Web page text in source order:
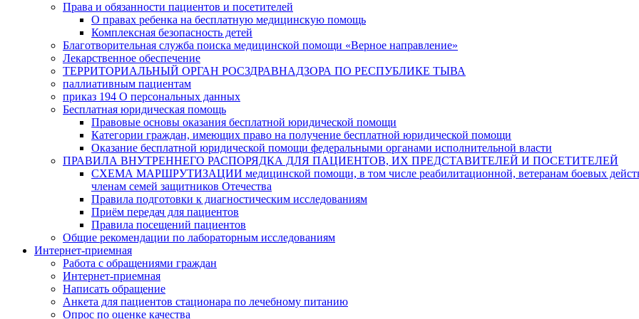
Права и обязанности пациентов и посетителей
О правах ребенка на бесплатную медицинскую помощь
Комплексная безопасность детей
Благотворительная служба поиска медицинской помощи «Верное направление»
Лекарственное обеспечение
ТЕРРИТОРИАЛЬНЫЙ ОРГАН РОСЗДРАВНАДЗОРА ПО РЕСПУБЛИКЕ ТЫВА
паллиативным пациентам
приказ 194 О персональных данных
Бесплатная юридическая помощь
Правовые основы оказания бесплатной юридической помощи
Категории граждан, имеющих право на получение бесплатной юридической помощи
Оказание бесплатной юридической помощи федеральными органами исполнительной власти
ПРАВИЛА ВНУТРЕННЕГО РАСПОРЯДКА ДЛЯ ПАЦИЕНТОВ, ИХ ПРЕДСТАВИТЕЛЕЙ И ПОСЕТИТЕЛЕЙ
СХЕМА МАРШРУТИЗАЦИИ медицинской помощи, в том числе реабилитационной, ветеранам боевых
членам семей защитников Отечества
Правила подготовки к диагностическим исследованиям
Приём передач для пациентов
Правила посещений пациентов
Общие рекомендации по лабораторным исследованиям
Интернет-приемная
Работа с обращениями граждан
Интернет-приемная
Написать обращение
Анкета для пациентов стационара по лечебному питанию
Опрос по оценке качества